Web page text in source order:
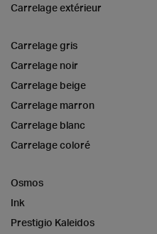
Carrelage extérieur
Carrelage gris
Carrelage noir
Carrelage beige
Carrelage marron
Carrelage blanc
Carrelage coloré
Osmos
Ink
Prestigio Kaleidos